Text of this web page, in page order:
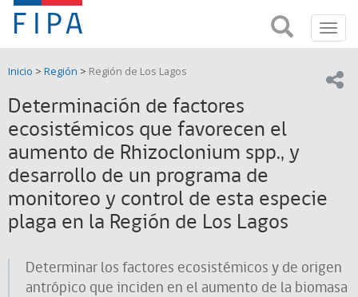
Fondo
de
Investigación
Pesquera
y
Acuicultura
(FIPA)-
SUBPESCA
FIPA;
Fondo
Investigación
y
de
Acuicultira
Inicio > Región > Región de Los Lagos
Determinación de factores
ecosistémicos que favorecen el
aumento de Rhizoclonium spp., y
desarrollo de un programa de
monitoreo y control de esta especie
plaga en la Región de Los Lagos
Determinar los factores ecosistémicos y de origen
antrópico que inciden en el aumento de la biomasa